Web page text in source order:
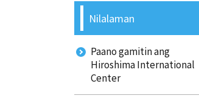
Nilalaman
Paano gamitin ang
Hiroshima International
Center